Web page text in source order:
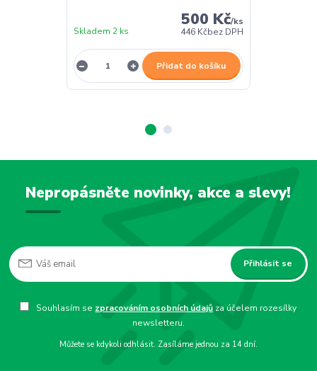
500 Kč/ks
446 Kčbez DPH
Skladem 2 ks
Přidat do košíku
Nepropásněte novinky, akce a slevy!
Přihlásit se
Souhlasím se zpracováním osobních údajů za účelem rozesílky
newsletteru.
Můžete se kdykoli odhlásit. Zasíláme jednou za 14 dní.